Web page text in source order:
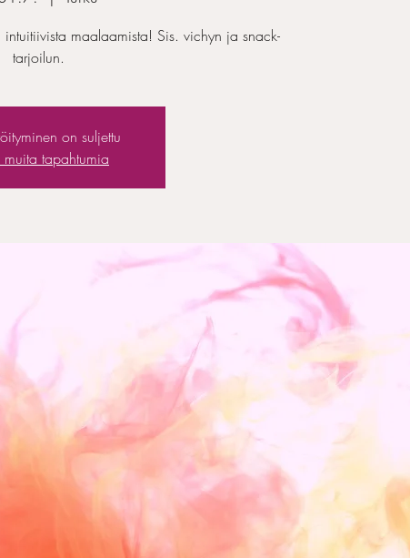
maalaamista! Sis. vichyn ja snack-
tarjoilun.
on suljettu
muita tapahtumia